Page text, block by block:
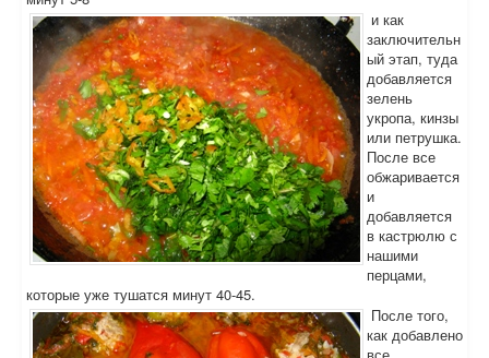
и как
заключительн
ый этап, туда
добавляется
зелень
укропа, кинзы
или петрушка.
После все
обжаривается
и
добавляется
в кастрюлю с
нашими
перцами,
которые уже тушатся минут 40-45.
После того,
как добавлено